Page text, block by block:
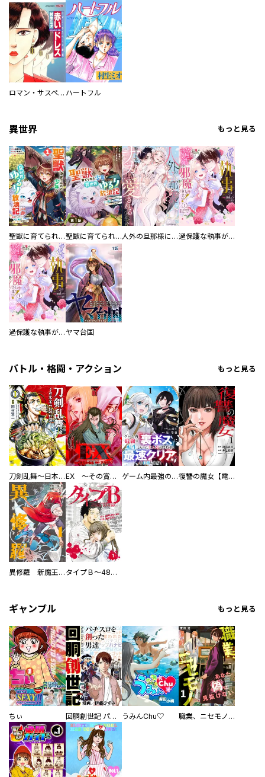
ロマン・サスペンス劇場 赤いドレス ハートフル
異世界 もっと見る
聖獣に育てられた少年の異世界ゆるり放浪記～神様からもらったチート魔法で、仲間たちとスローライフを満喫中～ 聖獣に育てられた少年の異世界ゆるり放浪記～神様からもらったチート魔法で、仲間たちとスローライフを満喫中～【分冊版】 人外の旦那様に娶られ毎晩ナカまで愛される…。アンソロジー 過保護な執事が私の婚活を邪魔してきます！ 分冊版
過保護な執事が私の婚活を邪魔してきます！ ヤマ台国
バトル・格闘・アクション もっと見る
刀剣乱舞～日本号つれづれ酒～ EX ～その賞金稼ぎは、世界の出口を探す～【単行本版】 ゲーム内最強の『裏ボス』に転生したので、主人公の代わりに最速クリアを目指します！【電子単行本版】 復讐の魔女【電子単行本版】
異修羅 新魔王戦争 タイプＢ～48時間後、致死率100％～【単話】
ギャンブル もっと見る
ちぃ 回胴創世記 パチスロを創った男達 うみんChu♡ 職業、ニセモノ～あなたに偽は見抜けない【電子単行本版】